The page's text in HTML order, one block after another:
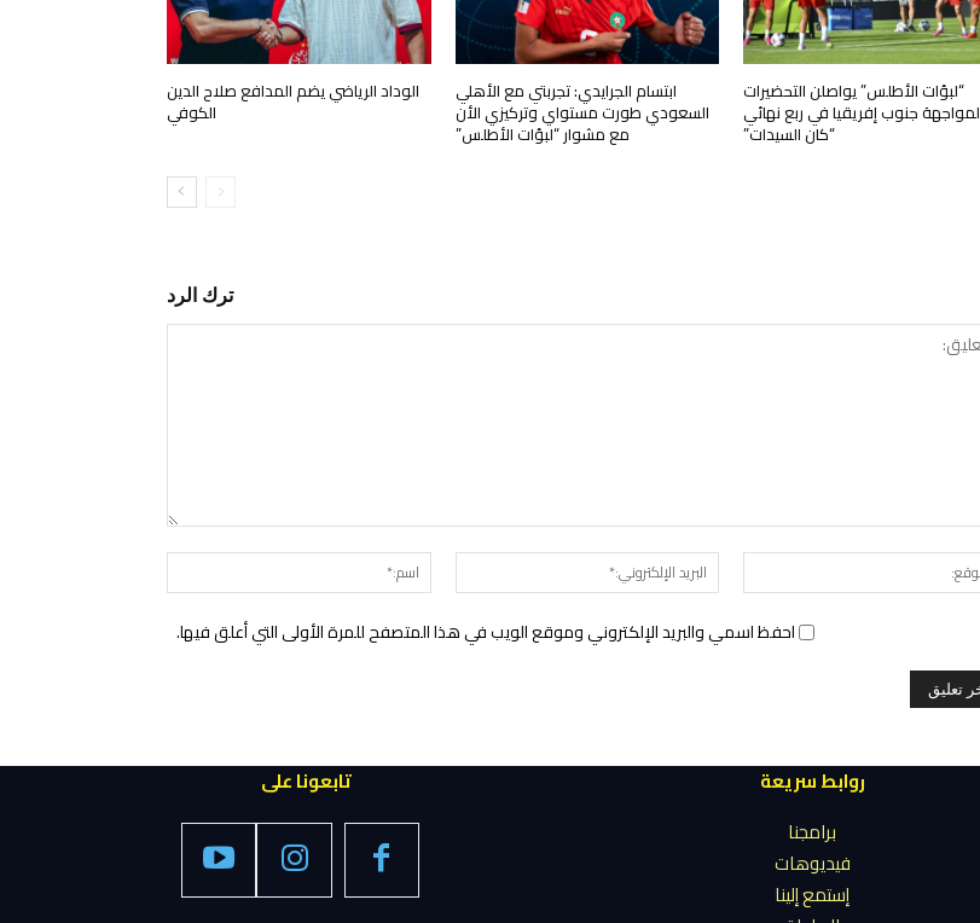
“لبؤات الأطلس” يواصلن التحضيرات
لمواجهة جنوب إفريقيا في ربع نهائي
“كان السيدات”
ابتسام الجرايدي: تجربتي مع الأهلي
السعودي طورت مستواي وتركيزي الأن
مع مشوار “لبؤات الأطلس”
الوداد الرياضي يضم المدافع صلاح الدين
الكوفي
ترك الرد
التعليق:
اسم:*
البريد
الإلكتروني:*
الموقع:
احفظ اسمي والبريد الإلكتروني وموقع الويب في هذا المتصفح للمرة الأولى التي أعلق فيها.
تابعونا على
روابط سريعة
برامجنا
فيديوهات
إستمع إلينا